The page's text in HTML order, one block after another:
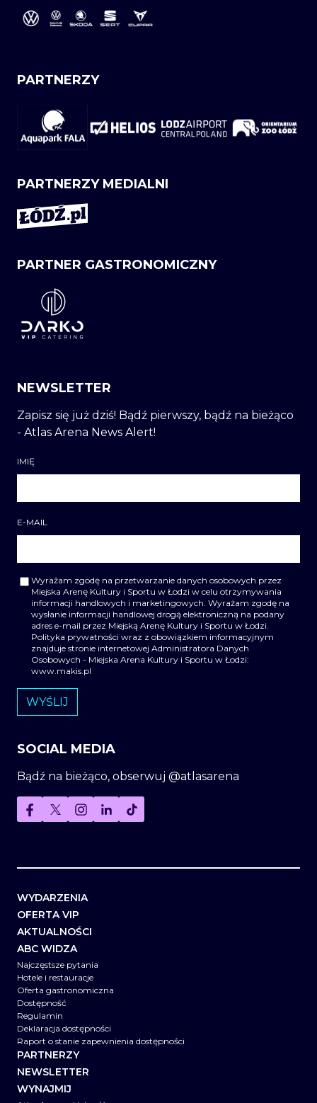
PARTNERZY
PARTNERZY MEDIALNI
PARTNER GASTRONOMICZNY
NEWSLETTER
Zapisz się już dziś! Bądź pierwszy, bądź na bieżąco
- Atlas Arena News Alert!
IMIĘ
E-MAIL
Wyrażam zgodę na przetwarzanie danych osobowych przez
Miejska Arenę Kultury i Sportu w Łodzi w celu otrzymywania
informacji handlowych i marketingowych. Wyrażam zgodę na
wysłanie informacji handlowej drogą elektroniczną na podany
adres e-mail przez Miejską Arenę Kultury i Sportu w Łodzi.
Polityka prywatności wraz z obowiązkiem informacyjnym
znajduje stronie internetowej Administratora Danych
Osobowych - Miejska Arena Kultury i Sportu w Łodzi:
www.makis.pl
SOCIAL MEDIA
Bądź na bieżąco, obserwuj @atlasarena
WYDARZENIA
OFERTA VIP
AKTUALNOŚCI
ABC WIDZA
Najczęstsze pytania
Hotele i restauracje
Oferta gastronomiczna
Dostępność
Regulamin
Deklaracja dostępności
Raport o stanie zapewnienia dostępności
PARTNERZY
NEWSLETTER
WYNAJMIJ